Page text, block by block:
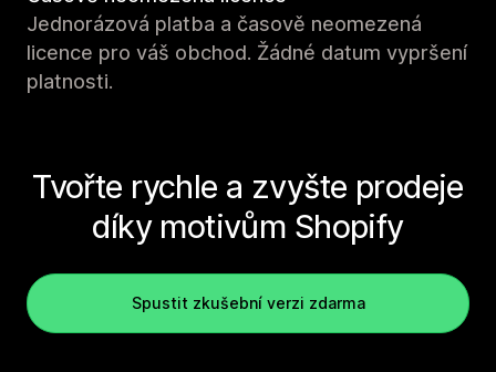
Jednorázová platba a časově neomezená
licence pro váš obchod. Žádné datum vypršení
platnosti.
Tvořte rychle a zvyšte prodeje
díky motivům Shopify
Spustit zkušební verzi zdarma